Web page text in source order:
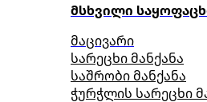
მსხვილი
მაცივარი
სარეცხი მანქანა
საშრობი მანქანა
ჭურჭლის სარეცხი